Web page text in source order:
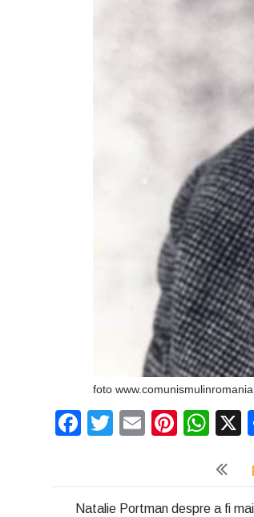
foto
Facebook
Twitter
Email
Natalie Portman despre a fi